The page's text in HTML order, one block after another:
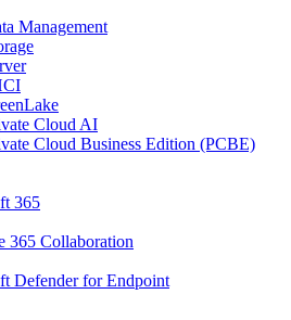
Management
Cloud AI
Cloud Business Edition (PCBE)
365
365 Collaboration
Defender for Endpoint